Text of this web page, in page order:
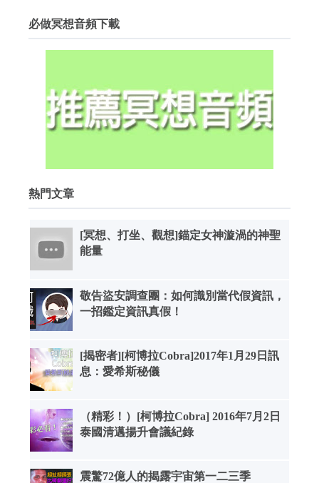
必做冥想音頻下載
熱門文章
[冥想、打坐、觀想]錨定女神漩渦的神聖
能量
敬告盜安調查團：如何識別當代假資訊，
一招鑑定資訊真假！
[揭密者][柯博拉Cobra]2017年1月29日訊
息：愛希斯秘儀
（精彩！）[柯博拉Cobra] 2016年7月2日
泰國清邁揚升會議紀錄
震驚72億人的揭露宇宙第一二三季